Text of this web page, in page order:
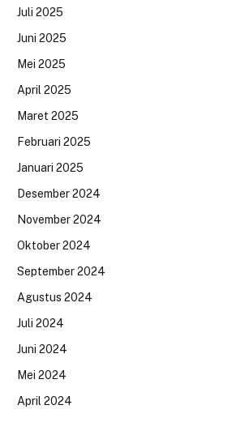
Juli 2025
Juni 2025
Mei 2025
April 2025
Maret 2025
Februari 2025
Januari 2025
Desember 2024
November 2024
Oktober 2024
September 2024
Agustus 2024
Juli 2024
Juni 2024
Mei 2024
April 2024